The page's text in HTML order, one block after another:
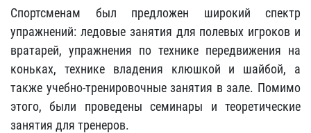
Спортсменам был предложен широкий спектр
упражнений: ледовые занятия для полевых игроков и
вратарей, упражнения по технике передвижения на
коньках, технике владения клюшкой и шайбой, а
также учебно-тренировочные занятия в зале. Помимо
этого, были проведены семинары и теоретические
занятия для тренеров.